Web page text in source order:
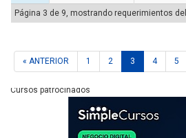
Página 3 de 9, mostrando requerimientos
« ANTERIOR 1 2 3 4 5
Cursos patrocinados